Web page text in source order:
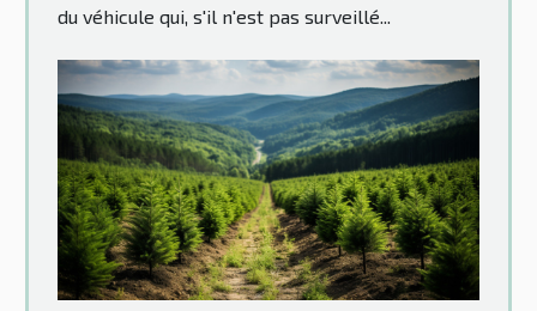
du véhicule qui, s'il n'est pas surveillé...